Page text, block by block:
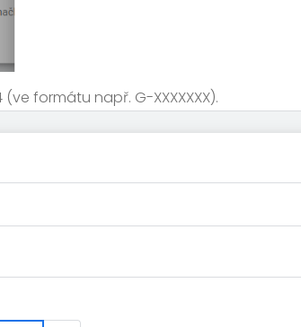
(ve formátu např. G-XXXXXXX).